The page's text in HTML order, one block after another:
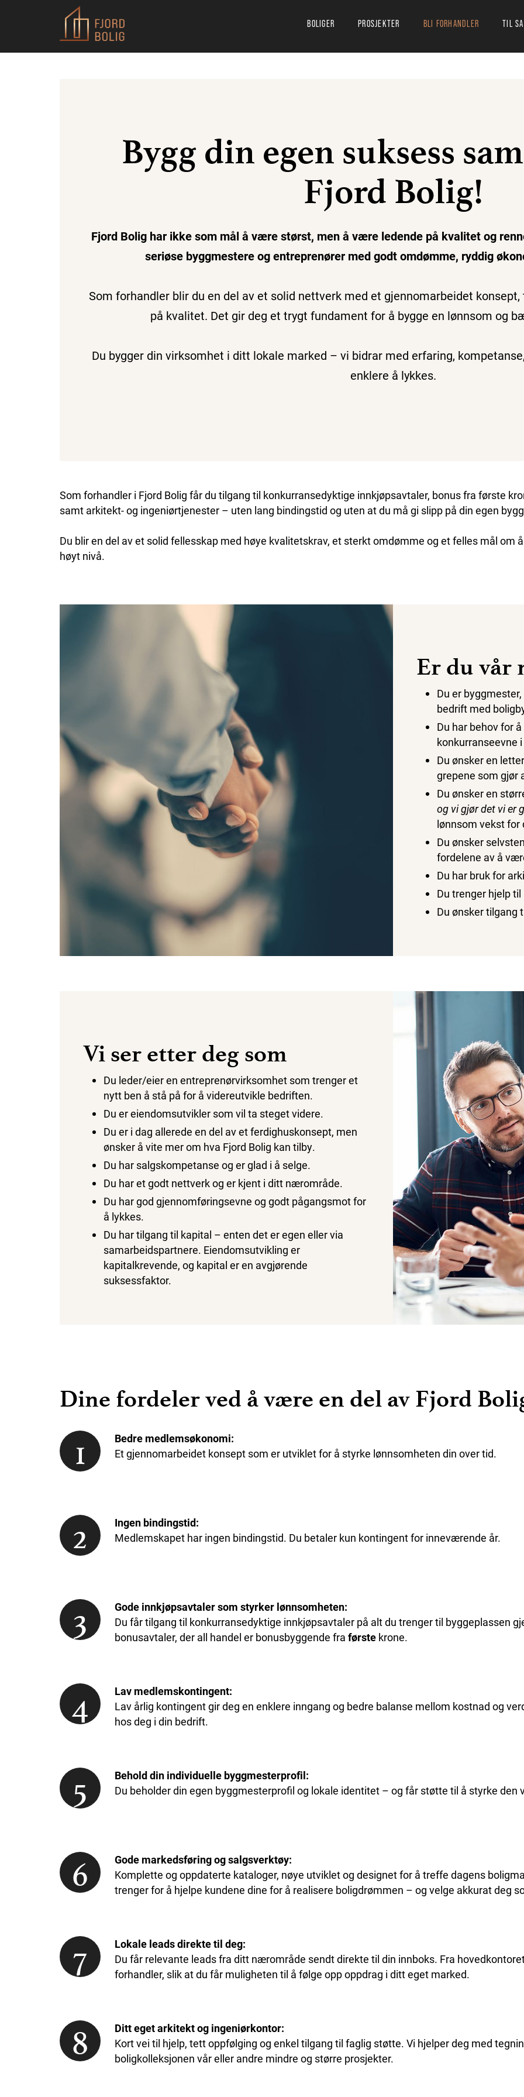
BOLIGER PROSJEKTER BLI FORHANDLER TIL
Bygg din egen suksess
Fjord Bolig!
Fjord Bolig har ikke som mål å være størst, men å være ledende på kvalitet og
seriøse byggmestere og entreprenører med godt omdømme, ryddig
Som forhandler blir du en del av et solid nettverk med et gjennomarbeidet
på kvalitet. Det gir deg et trygt fundament for å bygge en lønnsom og
Du bygger din virksomhet i ditt lokale marked – vi bidrar med erfaring,
enklere å lykkes.
Som forhandler i Fjord Bolig får du tilgang til konkurransedyktige innkjøpsavtaler, bonus fra første
samt arkitekt- og ingeniørtjenester – uten lang bindingstid og uten at du må gi slipp på din egen
Du blir en del av et solid fellesskap med høye kvalitetskrav, et sterkt omdømme og et felles mål om
høyt nivå.
Er du vår
Du er
bedrift med
Du har behov for
konkurranseevne
Du ønsker en
grepene som gjør
Du ønsker en
og vi gjør det vi er
lønnsom vekst for
Du ønsker
fordelene av å
Du har bruk for
Du trenger hjelp
Du ønsker tilgang
Vi ser etter deg som
Du leder/eier en entreprenørvirksomhet som trenger et
nytt ben å stå på for å videreutvikle bedriften.
Du er eiendomsutvikler som vil ta steget videre.
Du er i dag allerede en del av et ferdighuskonsept, men
ønsker å vite mer om hva Fjord Bolig kan tilby.
Du har salgskompetanse og er glad i å selge.
Du har et godt nettverk og er kjent i ditt nærområde.
Du har god gjennomføringsevne og godt pågangsmot for
å lykkes.
Du har tilgang til kapital – enten det er egen eller via
samarbeidspartnere. Eiendomsutvikling er
kapitalkrevende, og kapital er en avgjørende
suksessfaktor.
Dine fordeler ved å være en del av Fjord
1
Bedre medlemsøkonomi:
Et gjennomarbeidet konsept som er utviklet for å styrke lønnsomheten din over tid.
2
Ingen bindingstid:
Medlemskapet har ingen bindingstid. Du betaler kun kontingent for inneværende år.
3
Gode innkjøpsavtaler som styrker lønnsomheten:
Du får tilgang til konkurransedyktige innkjøpsavtaler på alt du trenger til byggeplassen
bonusavtaler, der all handel er bonusbyggende fra første krone.
4
Lav medlemskontingent:
Lav årlig kontingent gir deg en enklere inngang og bedre balanse mellom kostnad og
hos deg i din bedrift.
5
Behold din individuelle byggmesterprofil:
Du beholder din egen byggmesterprofil og lokale identitet – og får støtte til å styrke den
6
Gode markedsføring og salgsverktøy:
Komplette og oppdaterte kataloger, nøye utviklet og designet for å treffe dagens
trenger for å hjelpe kundene dine for å realisere boligdrømmen – og velge akkurat deg
7
Lokale leads direkte til deg:
Du får relevante leads fra ditt nærområde sendt direkte til din innboks. Fra
forhandler, slik at du får muligheten til å følge opp oppdrag i ditt eget marked.
8
Ditt eget arkitekt og ingeniørkontor:
Kort vei til hjelp, tett oppfølging og enkel tilgang til faglig støtte. Vi hjelper deg med
boligkolleksjonen vår eller andre mindre og større prosjekter.